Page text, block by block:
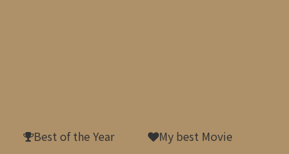
Best of the Year
My best Movie